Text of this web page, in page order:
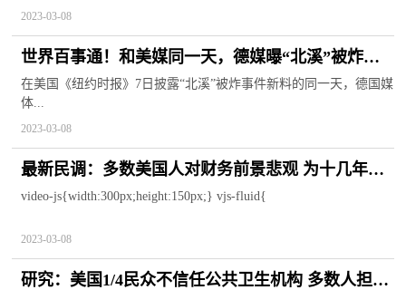
2023-03-08
世界百事通！和美媒同一天，德媒曝“北溪”被炸新
料：破坏由6人团体实施
在美国《纽约时报》7日披露“北溪”被炸事件新料的同一天，德国媒
体...
2023-03-08
最新民调：多数美国人对财务前景悲观 为十几年来
信心最低值
video-js{width:300px;height:150px;} vjs-fluid{
2023-03-08
研究：美国1/4民众不信任公共卫生机构 多数人担忧